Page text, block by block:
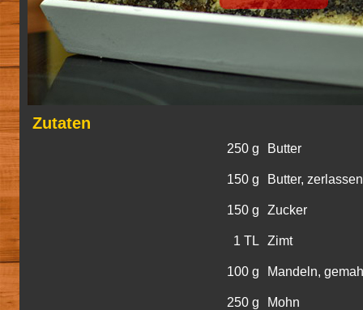
Zutaten
250 g
150 g
150 g
1 TL
100 g
250 g
Butter
Butter, zerlassen
Zucker
Zimt
Mandeln,
Mohn